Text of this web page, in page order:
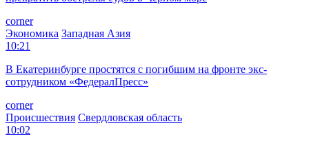
corner
Экономика Западная Азия
10:21
В Екатеринбурге простятся с погибшим на фронте экс-
сотрудником «ФедералПресс»
corner
Происшествия Свердловская область
10:02